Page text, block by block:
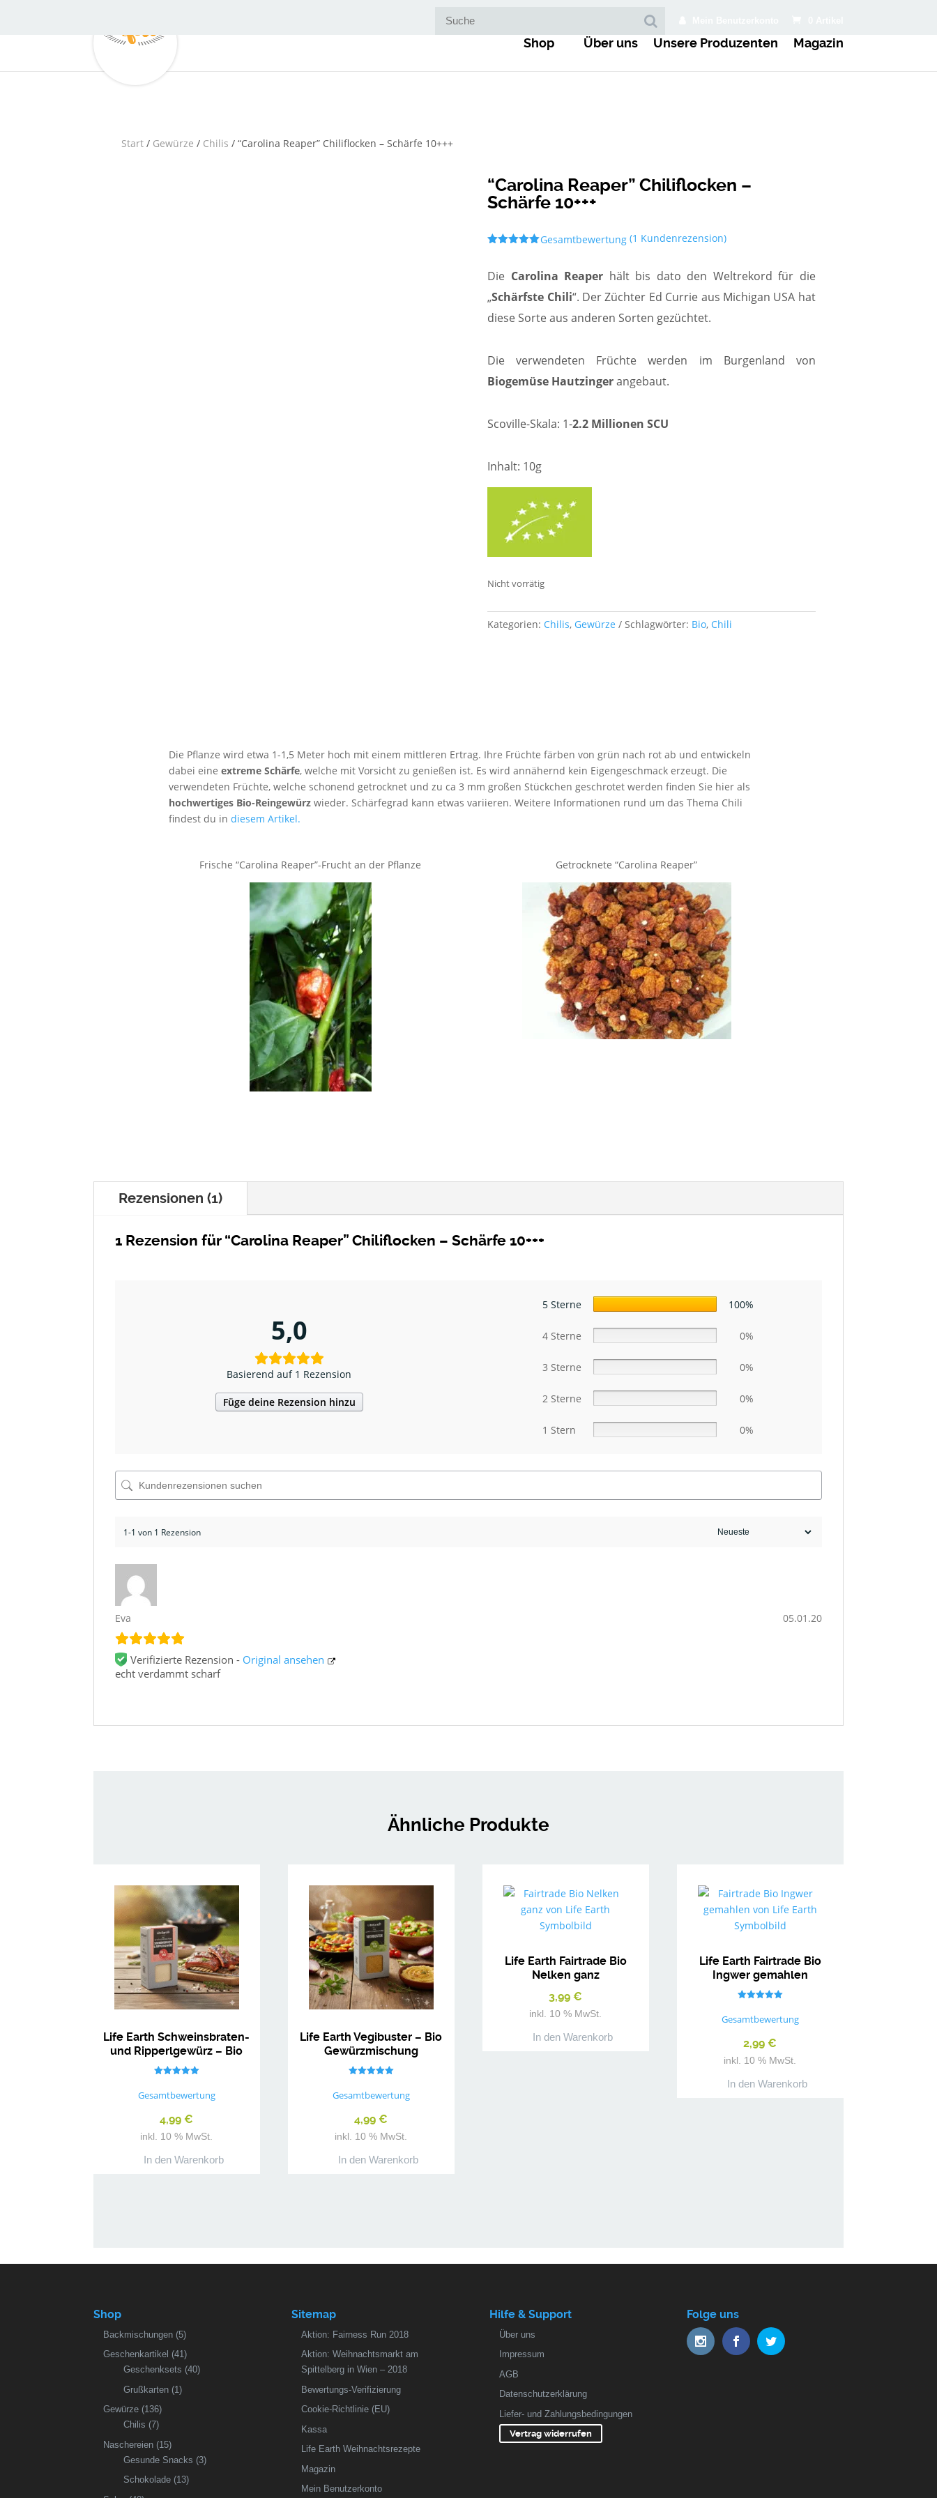
Shop Über uns Unsere Produzenten Magazin
Start / Gewürze / Chilis / “Carolina Reaper” Chiliflocken – Schärfe 10+++
“Carolina Reaper” Chiliflocken –
Schärfe 10+++
von 5,
basierend
auf
Kundenbewe
rtung
Gesamtbewertung (1 Kundenrezension)
Die Carolina Reaper hält bis dato den Weltrekord für die
„Schärfste Chili“. Der Züchter Ed Currie aus Michigan USA hat
diese Sorte aus anderen Sorten gezüchtet.
Die verwendeten Früchte werden im Burgenland von
Biogemüse Hautzingerangebaut.
Scoville-Skala: 1-2.2 Millionen SCU
Inhalt: 10g
Nicht vorrätig
Kategorien: Chilis, Gewürze Schlagwörter: Bio, Chili
Die Pflanze wird etwa 1-1,5 Meter hoch mit einem mittleren Ertrag. Ihre Früchte färben von grün nach rot ab und entwickeln
dabei eine extreme Schärfe, welche mit Vorsicht zu genießen ist. Es wird annähernd kein Eigengeschmack erzeugt. Die
verwendeten Früchte, welche schonend getrocknet und zu ca 3 mm großen Stückchen geschrotet werden finden Sie hier als
hochwertiges Bio-Reingewürzwieder. Schärfegrad kann etwas variieren. Weitere Informationen rund um das Thema Chili
findest du in diesem Artikel.
Frische “Carolina Reaper”-Frucht an der Pflanze Getrocknete “Carolina Reaper”
Rezensionen (1)
1 Rezension für “Carolina Reaper” Chiliflocken – Schärfe 10+++
5,0
Basierend auf 1 Rezension
Füge deine Rezension hinzu
5 Sterne 100%
4 Sterne 0%
3 Sterne 0%
2 Sterne 0%
1 Stern 0%
1-1 von 1 Rezension
Eva 05.01.20
Verifizierte Rezension - Original ansehen
echt verdammt scharf
Ähnliche Produkte
Life Earth Schweinsbraten-
und Ripperlgewürz – Bio
Gewürzmischung
5.00
von 5
Gesamtbewertung
4,99€
inkl. 10 % MwSt.
In den Warenkorb
Life Earth Vegibuster – Bio
Gewürzmischung
5.00
von 5
Gesamtbewertung
4,99€
inkl. 10 % MwSt.
In den Warenkorb
Life Earth Fairtrade Bio
Nelken ganz
3,99€
inkl. 10 % MwSt.
In den Warenkorb
Life Earth Fairtrade Bio
Ingwer gemahlen
5.00
von 5
Gesamtbewertung
2,99€
inkl. 10 % MwSt.
In den Warenkorb
Shop
Backmischungen (5)
Geschenkartikel (41)
Geschenksets (40)
Grußkarten (1)
Gewürze (136)
Chilis (7)
Naschereien (15)
Gesunde Snacks (3)
Schokolade (13)
Sitemap
Aktion: Fairness Run 2018
Aktion: Weihnachtsmarkt am
Spittelberg in Wien – 2018
Bewertungs-Verifizierung
Cookie-Richtlinie (EU)
Kassa
Life Earth Weihnachtsrezepte
Magazin
Mein Benutzerkonto
Hilfe & Support
Über uns
Impressum
AGB
Datenschutzerklärung
Liefer- und Zahlungsbedingungen
Vertrag widerrufen
Folge uns